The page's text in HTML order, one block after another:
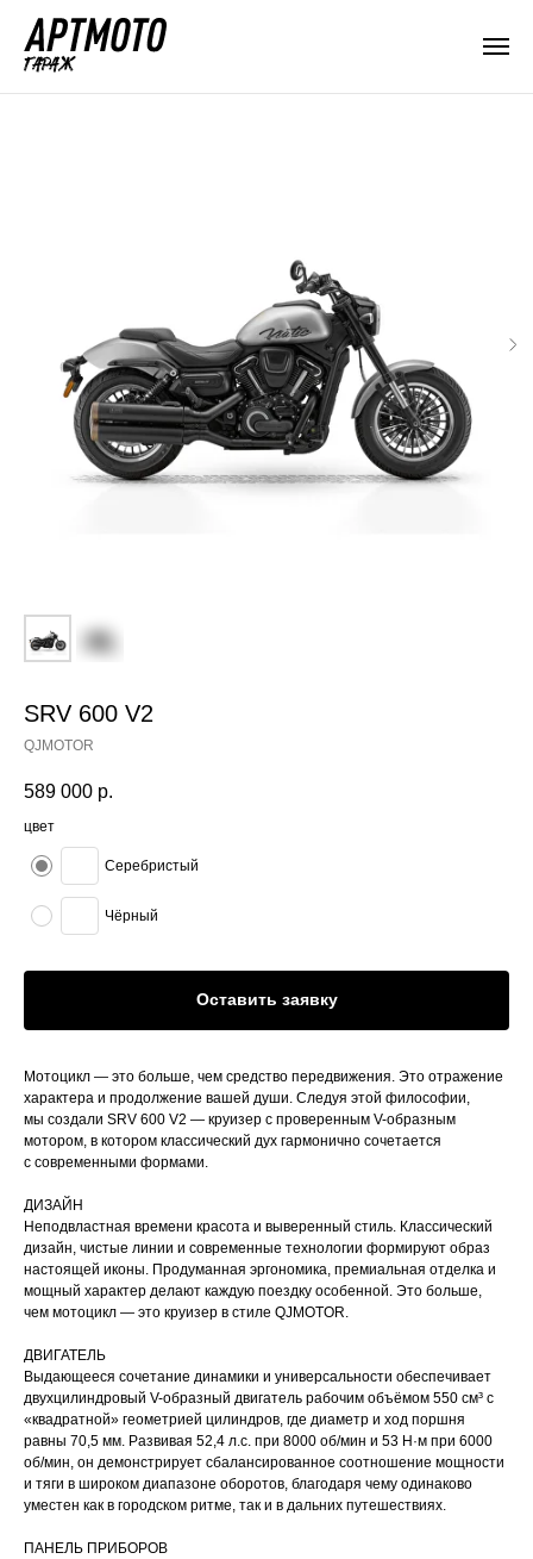
SRV 600 V2
QJMOTOR
589 000 р.
цвет
Серебристый
Чёрный
Оставить заявку
Мотоцикл — это больше, чем средство передвижения. Это отражение
характера и продолжение вашей души. Следуя этой философии,
мы создали SRV 600 V2 — круизер с проверенным V-образным
мотором, в котором классический дух гармонично сочетается
с современными формами.
ДИЗАЙН
Неподвластная времени красота и выверенный стиль. Классический
дизайн, чистые линии и современные технологии формируют образ
настоящей иконы. Продуманная эргономика, премиальная отделка и
мощный характер делают каждую поездку особенной. Это больше,
чем мотоцикл — это круизер в стиле QJMOTOR.
ДВИГАТЕЛЬ
Выдающееся сочетание динамики и универсальности обеспечивает
двухцилиндровый V-образный двигатель рабочим объёмом 550 см³ с
«квадратной» геометрией цилиндров, где диаметр и ход поршня
равны 70,5 мм. Развивая 52,4 л.с. при 8000 об/мин и 53 Н·м при 6000
об/мин, он демонстрирует сбалансированное соотношение мощности
и тяги в широком диапазоне оборотов, благодаря чему одинаково
уместен как в городском ритме, так и в дальних путешествиях.
ПАНЕЛЬ ПРИБОРОВ